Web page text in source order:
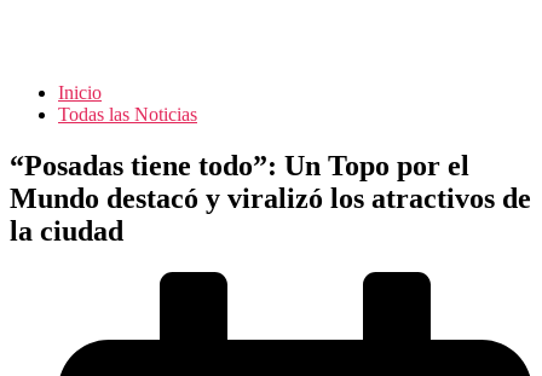
Inicio
Todas las Noticias
“Posadas tiene todo”: Un Topo por el
Mundo destacó y viralizó los atractivos de
la ciudad